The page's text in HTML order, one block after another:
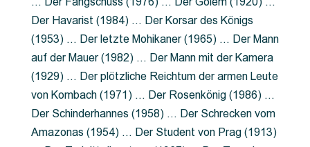
Der Havarist (1984) … Der Korsar des Königs
(1953) … Der letzte Mohikaner (1965) … Der Mann
auf der Mauer (1982) … Der Mann mit der Kamera
(1929) … Der plötzliche Reichtum der armen Leute
von Kombach (1971) … Der Rosenkönig (1986) …
Der Schinderhannes (1958) … Der Schrecken vom
Amazonas (1954) … Der Student von Prag (1913)